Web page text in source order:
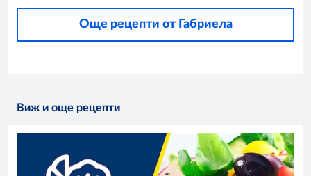
Още рецепти от Габриела
Виж и още рецепти